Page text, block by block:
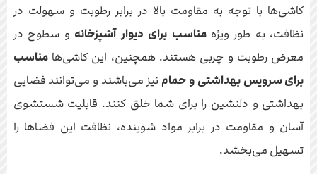
کاشی‌ها با توجه به مقاومت بالا در برابر رطوبت و سهولت در
نظافت، به طور ویژهمناسب برای دیوار آشپزخانه و سطوح در
معرض رطوبت و چربی هستند. همچنین، این کاشی‌هامناسب
برای سرویس بهداشتی و حمام نیز می‌باشند و می‌توانند فضایی
بهداشتی و دلنشین را برای شما خلق کنند. قابلیت شستشوی
آسان و مقاومت در برابر مواد شوینده، نظافت این فضاها را
تسهیل می‌بخشد.